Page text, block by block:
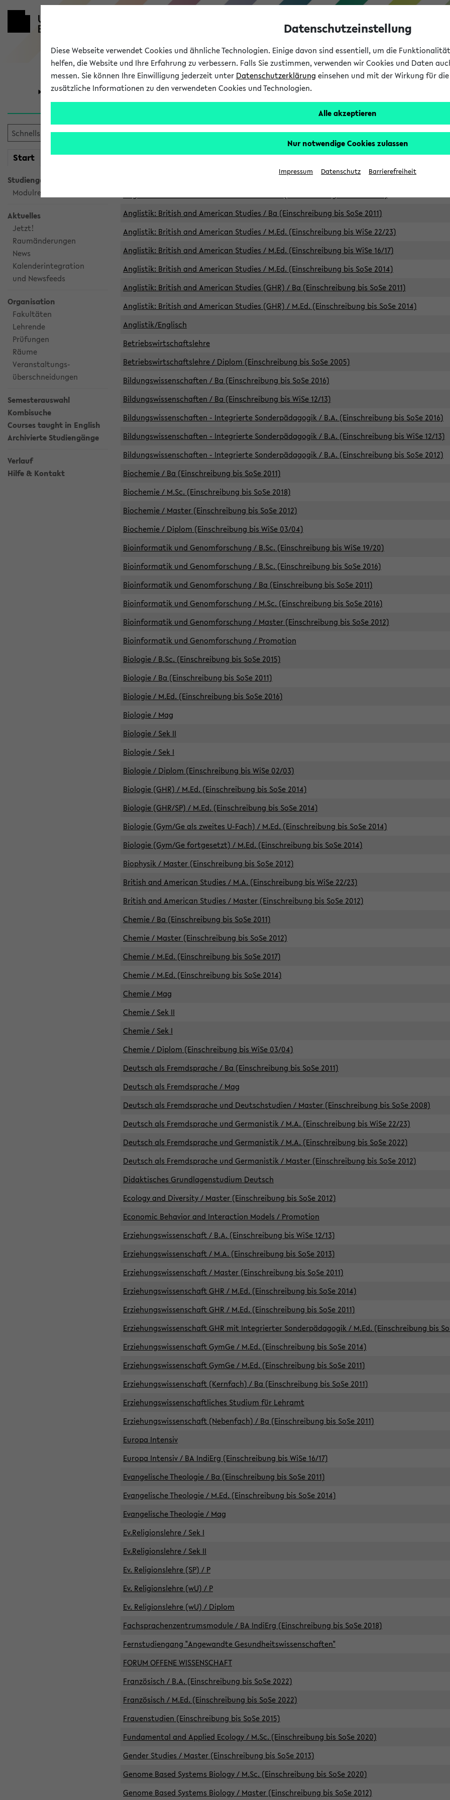
Universität Forschung Studium
Start meineKVV
Studiengangsauswahl
Modulrecherche
Aktuelles
Jetzt!
Raumänderungen
News
Kalenderintegration
und Newsfeeds
Organisation
Fakultäten
Lehrende
Prüfungen
Räume
Veranstaltungs-
überschneidungen
Semesterauswahl
Kombisuche
Courses taught in English
Archivierte Studiengänge
Verlauf
Hilfe & Kontakt
Archivierte Studiengänge
Anglistik: British and American Studies / B.A. (Einschreibung bis WiSe 16/17)
Anglistik: British and American Studies / B.A. (Einschreibung bis SoSe 2015)
Anglistik: British and American Studies / Ba (Einschreibung bis SoSe 2011)
Anglistik: British and American Studies / M.Ed. (Einschreibung bis WiSe 22/23)
Anglistik: British and American Studies / M.Ed. (Einschreibung bis WiSe 16/17)
Anglistik: British and American Studies / M.Ed. (Einschreibung bis SoSe 2014)
Anglistik: British and American Studies (GHR) / Ba (Einschreibung bis SoSe 2011)
Anglistik: British and American Studies (GHR) / M.Ed. (Einschreibung bis SoSe 2014)
Anglistik/Englisch
Betriebswirtschaftslehre
Betriebswirtschaftslehre / Diplom (Einschreibung bis SoSe 2005)
Bildungswissenschaften / Ba (Einschreibung bis SoSe 2016)
Bildungswissenschaften / Ba (Einschreibung bis WiSe 12/13)
Bildungswissenschaften - Integrierte Sonderpädagogik / B.A. (Einschreibung bis SoSe 2016)
Bildungswissenschaften - Integrierte Sonderpädagogik / B.A. (Einschreibung bis WiSe 12/13)
Bildungswissenschaften - Integrierte Sonderpädagogik / B.A. (Einschreibung bis SoSe 2012)
Biochemie / Ba (Einschreibung bis SoSe 2011)
Biochemie / M.Sc. (Einschreibung bis SoSe 2018)
Biochemie / Master (Einschreibung bis SoSe 2012)
Biochemie / Diplom (Einschreibung bis WiSe 03/04)
Bioinformatik und Genomforschung / B.Sc. (Einschreibung bis WiSe 19/20)
Bioinformatik und Genomforschung / B.Sc. (Einschreibung bis SoSe 2016)
Bioinformatik und Genomforschung / Ba (Einschreibung bis SoSe 2011)
Bioinformatik und Genomforschung / M.Sc. (Einschreibung bis SoSe 2016)
Bioinformatik und Genomforschung / Master (Einschreibung bis SoSe 2012)
Bioinformatik und Genomforschung / Promotion
Biologie / B.Sc. (Einschreibung bis SoSe 2015)
Biologie / Ba (Einschreibung bis SoSe 2011)
Biologie / M.Ed. (Einschreibung bis SoSe 2016)
Biologie / Mag
Biologie / Sek II
Biologie / Sek I
Biologie / Diplom (Einschreibung bis WiSe 02/03)
Biologie (GHR) / M.Ed. (Einschreibung bis SoSe 2014)
Biologie (GHR/SP) / M.Ed. (Einschreibung bis SoSe 2014)
Biologie (Gym/Ge als zweites U-Fach) / M.Ed. (Einschreibung bis SoSe 2014)
Biologie (Gym/Ge fortgesetzt) / M.Ed. (Einschreibung bis SoSe 2014)
Biophysik / Master (Einschreibung bis SoSe 2012)
British and American Studies / M.A. (Einschreibung bis WiSe 22/23)
British and American Studies / Master (Einschreibung bis SoSe 2012)
Chemie / Ba (Einschreibung bis SoSe 2011)
Chemie / Master (Einschreibung bis SoSe 2012)
Chemie / M.Ed. (Einschreibung bis SoSe 2017)
Chemie / M.Ed. (Einschreibung bis SoSe 2014)
Chemie / Mag
Chemie / Sek II
Chemie / Sek I
Chemie / Diplom (Einschreibung bis WiSe 03/04)
Deutsch als Fremdsprache / Ba (Einschreibung bis SoSe 2011)
Deutsch als Fremdsprache / Mag
Deutsch als Fremdsprache und Deutschstudien / Master (Einschreibung bis SoSe 2008)
Deutsch als Fremdsprache und Germanistik / M.A. (Einschreibung bis WiSe 22/23)
Deutsch als Fremdsprache und Germanistik / M.A. (Einschreibung bis SoSe 2022)
Deutsch als Fremdsprache und Germanistik / Master (Einschreibung bis SoSe 2012)
Didaktisches Grundlagenstudium Deutsch
Ecology and Diversity / Master (Einschreibung bis SoSe 2012)
Economic Behavior and Interaction Models / Promotion
Erziehungswissenschaft / B.A. (Einschreibung bis WiSe 12/13)
Erziehungswissenschaft / M.A. (Einschreibung bis SoSe 2013)
Erziehungswissenschaft / Master (Einschreibung bis SoSe 2011)
Erziehungswissenschaft GHR / M.Ed. (Einschreibung bis SoSe 2014)
Erziehungswissenschaft GHR / M.Ed. (Einschreibung bis SoSe 2011)
Erziehungswissenschaft GHR mit Integrierter Sonderpädagogik / M.Ed. (Einschreibung bis
Erziehungswissenschaft GymGe / M.Ed. (Einschreibung bis SoSe 2014)
Erziehungswissenschaft GymGe / M.Ed. (Einschreibung bis SoSe 2011)
Erziehungswissenschaft (Kernfach) / Ba (Einschreibung bis SoSe 2011)
Erziehungswissenschaftliches Studium für Lehramt
Erziehungswissenschaft (Nebenfach) / Ba (Einschreibung bis SoSe 2011)
Europa Intensiv
Europa Intensiv / BA IndiErg (Einschreibung bis WiSe 16/17)
Evangelische Theologie / Ba (Einschreibung bis SoSe 2011)
Evangelische Theologie / M.Ed. (Einschreibung bis SoSe 2014)
Evangelische Theologie / Mag
Ev.Religionslehre / Sek I
Ev.Religionslehre / Sek II
Ev. Religionslehre (SP) / P
Ev. Religionslehre (wU) / P
Ev. Religionslehre (wU) / Diplom
Fachsprachenzentrumsmodule / BA IndiErg (Einschreibung bis SoSe 2018)
Fernstudiengang "Angewandte Gesundheitswissenschaften"
FORUM OFFENE WISSENSCHAFT
Französisch / B.A. (Einschreibung bis SoSe 2022)
Französisch / M.Ed. (Einschreibung bis SoSe 2022)
Frauenstudien (Einschreibung bis SoSe 2015)
Fundamental and Applied Ecology / M.Sc. (Einschreibung bis SoSe 2020)
Gender Studies / Master (Einschreibung bis SoSe 2013)
Genome Based Systems Biology / M.Sc. (Einschreibung bis SoSe 2020)
Genome Based Systems Biology / Master (Einschreibung bis SoSe 2012)
Datenschutzeinstellung
Diese Webseite verwendet Cookies und ähnliche Technologien. Einige davon sind essentiell, um die
helfen, die Website und Ihre Erfahrung zu verbessern. Falls Sie zustimmen, verwenden wir Cookies und Daten
messen. Sie können Ihre Einwilligung jederzeit unter Datenschutzerklärung einsehen und mit der Wirkung für
zusätzliche Informationen zu den verwendeten Cookies und Technologien.
Alle akzeptieren
Nur notwendige Cookies zulassen
Impressum Datenschutz Barrierefreiheit